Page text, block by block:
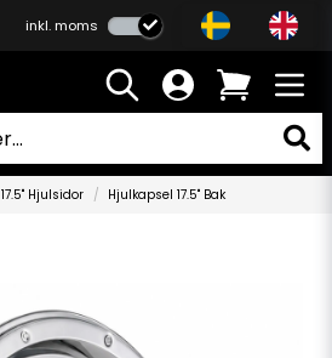
inkl. moms
17.5" Hjulsidor Hjulkapsel 17.5" Bak